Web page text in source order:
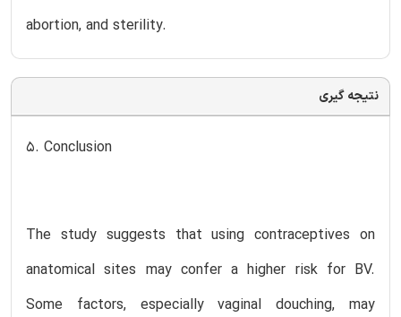
abortion, and sterility.
نتیجه گیری
5. Conclusion
The study suggests that using contraceptives on
anatomical sites may confer a higher risk for BV.
Some factors, especially vaginal douching, may